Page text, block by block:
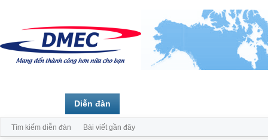
Diễn đàn
Tìm kiếm diễn đàn Bài viết gần đây